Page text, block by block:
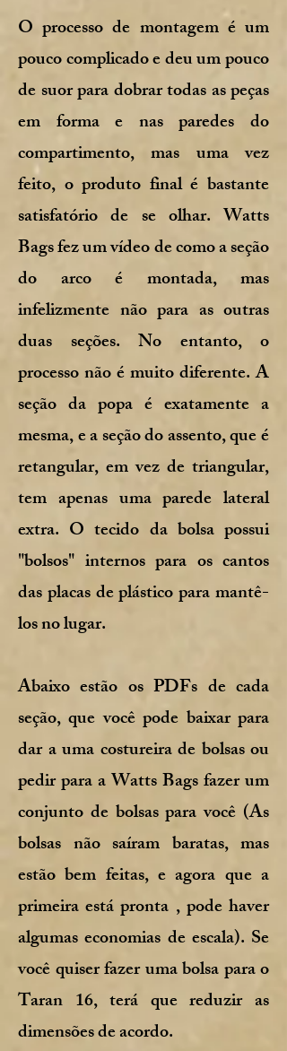
O processo de montagem é um
pouco complicado e deu um pouco
de suor para dobrar todas as peças
em forma e nas paredes do
compartimento, mas uma vez
feito, o produto final é bastante
satisfatório de se olhar. Watts
Bags fez um vídeo de como a seção
do arco é montada, mas
infelizmente não para as outras
duas seções. No entanto, o
processo não é muito diferente. A
seção da popa é exatamente a
mesma, e a seção do assento, que é
retangular, em vez de triangular,
tem apenas uma parede lateral
extra. O tecido da bolsa possui
"bolsos" internos para os cantos
das placas de plástico para mantê-
los no lugar.
Abaixo estão os PDFs de cada
seção, que você pode baixar para
dar a uma costureira de bolsas ou
pedir para a Watts Bags fazer um
conjunto de bolsas para você (As
bolsas não saíram baratas, mas
estão bem feitas, e agora que a
primeira está pronta , pode haver
algumas economias de escala). Se
você quiser fazer uma bolsa para o
Taran 16, terá que reduzir as
dimensões de acordo.